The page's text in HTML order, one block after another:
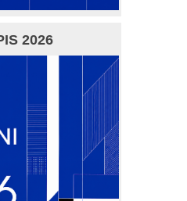
2026